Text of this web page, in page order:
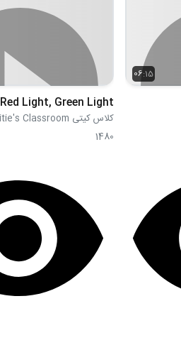
06:15
Red Light, Green Light
کلاس کیتی Caitie's Classroom
1480